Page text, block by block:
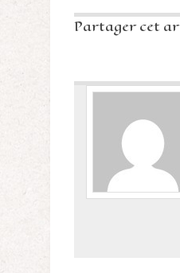
Partager cet